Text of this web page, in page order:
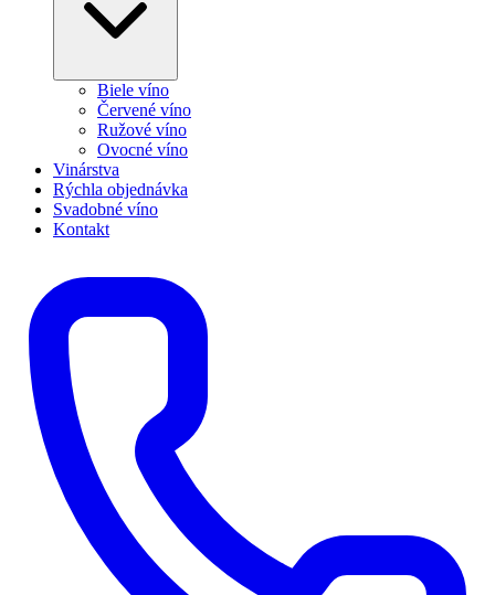
Biele víno
Červené víno
Ružové víno
Ovocné víno
Vinárstva
Rýchla objednávka
Svadobné víno
Kontakt